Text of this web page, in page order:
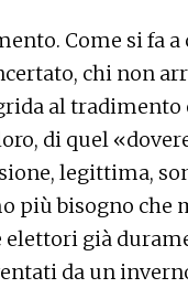
Come si fa
chi non
al tradimento
di quel
legittima,
più bisogno che
elettori già
da un